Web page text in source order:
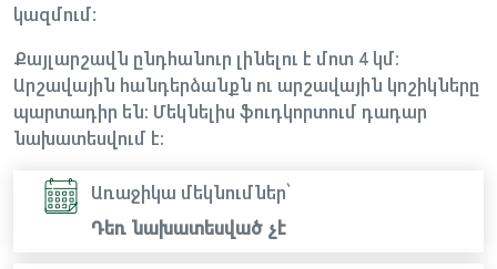
կազմում:
Քայլարշավն ընդհանուր լինելու է մոտ 4 կմ։
Արշավային հանդերձանքն ու արշավային կոշիկները
պարտադիր են։ Մեկնելիս ֆուդկորտում դադար
նախատեսվում է։
Առաջիկա մեկնումներ՝
Դեռ նախատեսված չէ